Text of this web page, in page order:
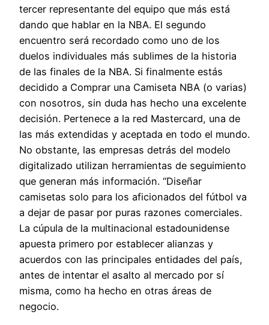
tercer representante del equipo que más está
dando que hablar en la NBA. El segundo
encuentro será recordado como uno de los
duelos individuales más sublimes de la historia
de las finales de la NBA. Si finalmente estás
decidido a Comprar una Camiseta NBA (o varias)
con nosotros, sin duda has hecho una excelente
decisión. Pertenece a la red Mastercard, una de
las más extendidas y aceptada en todo el mundo.
No obstante, las empresas detrás del modelo
digitalizado utilizan herramientas de seguimiento
que generan más información. “Diseñar
camisetas solo para los aficionados del fútbol va
a dejar de pasar por puras razones comerciales.
La cúpula de la multinacional estadounidense
apuesta primero por establecer alianzas y
acuerdos con las principales entidades del país,
antes de intentar el asalto al mercado por sí
misma, como ha hecho en otras áreas de
negocio.